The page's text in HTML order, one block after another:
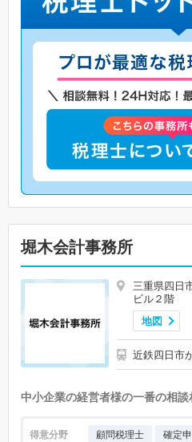
堀木会計事務所
三重県四日
ビル２階
地図
近鉄四日市
中小企業の経営者様の一番の相談
得意分野 顧問税理士 確定